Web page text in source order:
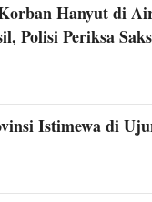
Hanyut di
Polisi Periksa
Istimewa di